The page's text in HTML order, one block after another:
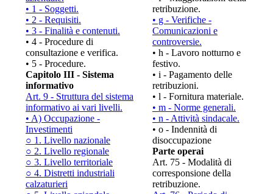
• 1 - Soggetti.
• 2 - Requisiti.
• 3 - Finalità e contenuti.
• 4 - Procedure di
consultazione e verifica.
• 5 - Procedure.
Capitolo III - Sistema
informativo
Art. 9 - Struttura del sistema
informativo ai vari livelli.
• A) Occupazione -
Investimenti
○ 1. Livello nazionale
○ 2. Livello regionale
○ 3. Livello territoriale
○ 4. Distretti industriali
calzaturieri
retribuzione.
• g - Verifiche -
Comunicazioni e
controversie.
• h - Lavoro notturno e
festivo.
• i - Pagamento delle
retribuzioni.
• l - Fornitura materiale.
• m - Norme generali.
• n - Attività sindacale.
• o - Indennità di
disoccupazione
Parte operai
Art. 75 - Modalità di
corresponsione della
retribuzione.